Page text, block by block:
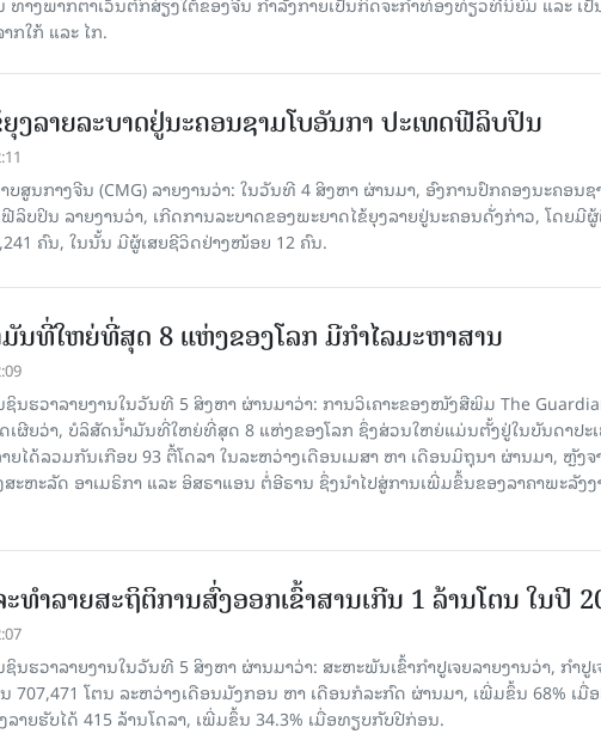
ໃກ້ ແລະ ໄກ.
ງລາຍລະບາດຢູ່ນະຄອນຊາມໂບ​ອັນກາ ປະເທດຟີລິບປິນ
ສູນກາງຈີນ (CMG) ລາຍງານວ່າ: ໃນວັນທີ 4 ສິງ​ຫາ ຜ່ານມາ, ອົງການ​ປົກ​ຄອງນະຄອນຊ
ລິບປິນ ລາຍ​ງານວ່າ, ເກີດ​ການລະບາດ​ຂອງພະຍາດໄຂ້ຍຸງລາຍຢູ່ນະຄອນດັ່ງກ່າວ, ໂດຍມີ
ຄົນ, ໃນນັ້ນ ມີຜູ້ເສຍຊີວິດຢ່າງໜ້ອຍ 12 ຄົນ.
ນທີ່ໃຫຍ່ທີ່ສຸດ 8 ແຫ່ງຂອງໂລກ ມີກຳໄລມະຫາສານ
ຊິນຮວາລາຍງານໃນວັນທີ 5 ສິງຫາ ຜ່ານມາວ່າ: ການວິເຄາະຂອງໜັງສືພິມ The
ເຜີຍວ່າ, ບໍລິສັດນ້ຳມັນທີ່ໃຫຍ່ທີ່ສຸດ 8 ແຫ່ງຂອງໂລກ ຊຶ່ງສ່ວນໃຫຍ່ແມ່ນຕັ້ງຢູ່ໃນບັນດາປະ
ຍໄດ້ລວມກັນເກືອບ 93 ຕື້ໂດລາ ໃນລະຫວ່າງເດືອນເມສາ ຫາ ເດືອນມິຖຸນາ ຜ່ານມາ, ຫຼັງຈ
ະຫະລັດ ອາເມຣິກາ ແລະ ອິສຣາແອນ ຕໍ່ອີຣານ ຊຶ່ງນຳໄປສູ່ການເພີ່ມຂຶ້ນຂອງລາຄາພະລັງງ
ະທຳລາຍສະຖິຕິການສົ່ງອອກເຂົ້າສານເກີນ 1 ລ້ານໂຕນ ໃນປີ
ນຮວາລາຍງານໃນວັນທີ 5 ສິງຫາ ຜ່ານມາວ່າ: ສະຫະພັນເຂົ້າກຳປູເຈຍລາຍງານວ່າ, ກໍາປູເ
707,471 ໂຕນ ລະຫວ່າງເດືອນມັງກອນ ຫາ ເດືອນກໍລະກົດ ຜ່ານມາ, ເພີ່ມຂຶ້ນ 68% ເມື່
າຍຮັບໄດ້ 415 ລ້ານໂດລາ, ເພີ່ມຂຶ້ນ 34.3% ເມື່ອທຽບກັບປີກ່ອນ.